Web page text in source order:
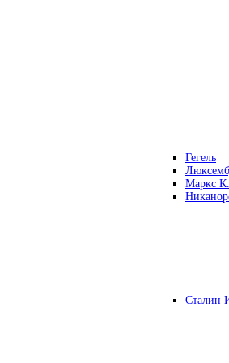
Гегель
Маркс К.
Сталин